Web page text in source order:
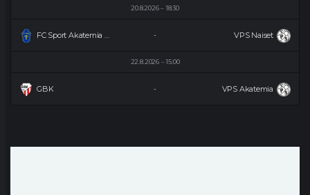
20.8.2026 18:30
VPS Naiset
-
22.8.2026 15:00
GBK VPS Akatemia
-